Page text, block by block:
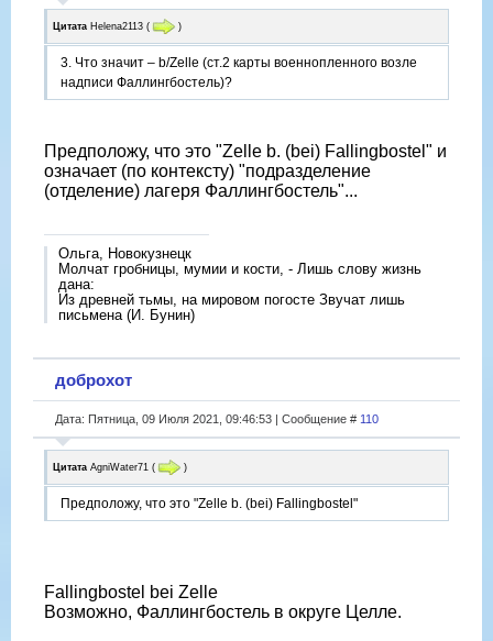
Цитата Helena2113 ( )
3. Что значит – b/Zelle (ст.2 карты военнопленного возле
надписи Фаллингбостель)?
Предположу, что это "Zelle b. (bei) Fallingbostel" и
означает (по контексту) "подразделение
(отделение) лагеря Фаллингбостель"...
Ольга, Новокузнецк
Молчат гробницы, мумии и кости, - Лишь слову жизнь
дана:
Из древней тьмы, на мировом погосте Звучат лишь
письмена (И. Бунин)
доброхот
Дата: Пятница, 09 Июля 2021, 09:46:53 | Сообщение # 110
Цитата AgniWater71 ( )
Предположу, что это "Zelle b. (bei) Fallingbostel"
Fallingbostel bei Zelle
Возможно, Фаллингбостель в округе Целле.